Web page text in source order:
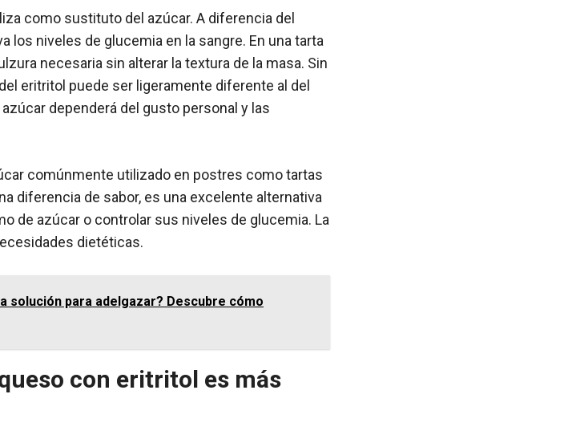
como sustituto del azúcar. A diferencia del
los niveles de glucemia en la sangre. En una tarta
necesaria sin alterar la textura de la masa. Sin
eritritol puede ser ligeramente diferente al del
dependerá del gusto personal y las
comúnmente utilizado en postres como tartas
diferencia de sabor, es una excelente alternativa
de azúcar o controlar sus niveles de glucemia. La
dietéticas.
solución para adelgazar? Descubre cómo
con eritritol es más